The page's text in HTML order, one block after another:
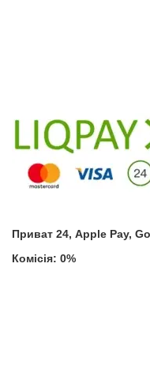
Приват 24, Apple Pay,
Комісія: 0%